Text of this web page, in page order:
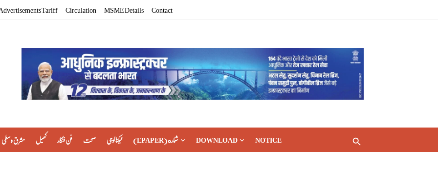
Tariff Circulation MSME Details Contact
مشرق وسطی کھیل فن فنکار صحت ٹیکنالوجی (EPAPER) شماره DOWNLOAD NOTICE